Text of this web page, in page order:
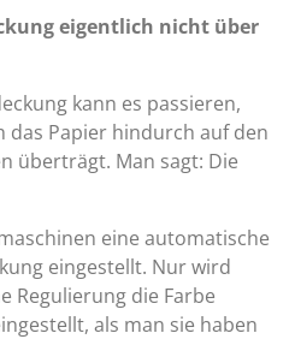
eigentlich nicht über
kann es passieren,
das Papier hindurch auf den
überträgt. Man sagt: Die
eine automatische
eingestellt. Nur wird
Regulierung die Farbe
als man sie haben